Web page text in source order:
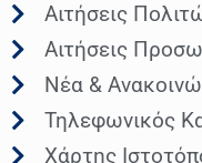
Αιτήσεις
Αιτήσεις
Νέα &
Τηλεφωνικός
Χάρτης